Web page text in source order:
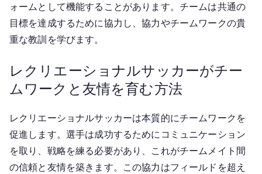
ォームとして機能することがあります。チームは共通の
目標を達成するために協力し、協力やチームワークの貴
重な教訓を学びます。
レクリエーショナルサッカーがチー
ムワークと友情を育む方法
レクリエーショナルサッカーは本質的にチームワークを
促進します。選手は成功するためにコミュニケーション
を取り、戦略を練る必要があり、これがチームメイト間
の信頼と友情を築きます。この協力はフィールドを超え